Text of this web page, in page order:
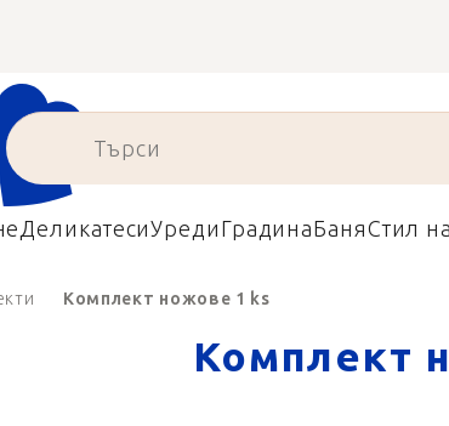
ДеликатесиУредиГрадинаБаняСтил
Комплект ножове 1 ks
Комплект